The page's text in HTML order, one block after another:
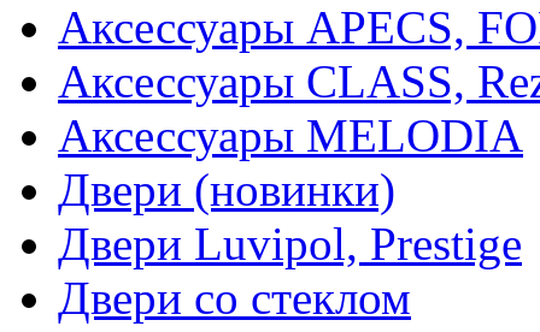
Аксессуары APECS,
Аксессуары CLASS,
Аксессуары MELODIA
Двери (новинки)
Двери Luvipol, Prestige
Двери со стеклом